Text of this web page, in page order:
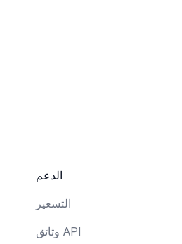
الدعم
التسعير
وثائق API